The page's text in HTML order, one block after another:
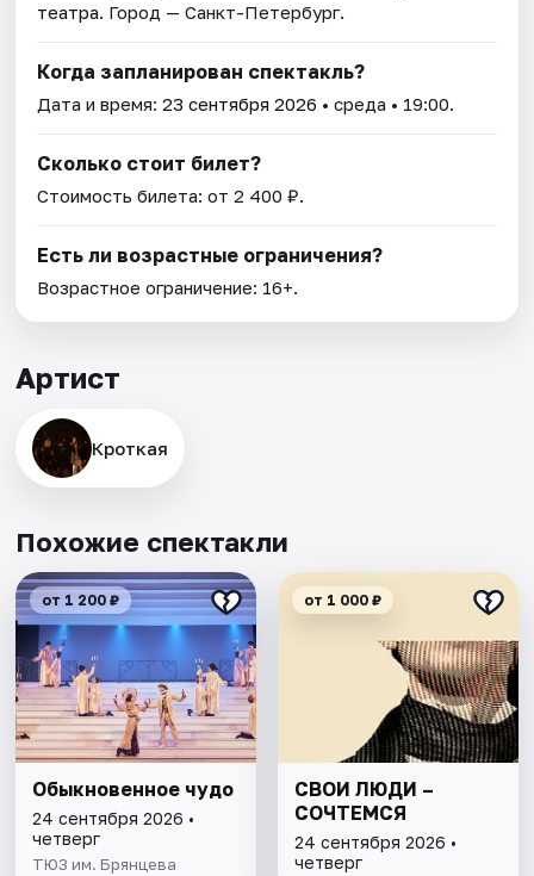
театра. Город — Санкт-Петербург.
Когда запланирован спектакль?
Дата и время:23 сентября 2026 • среда • 19:00.
Сколько стоит билет?
Стоимость билета: от 2 400 ₽.
Есть ли возрастные ограничения?
Возрастное ограничение: 16+.
Артист
Кроткая
Похожие спектакли
от 1 200 ₽
Обыкновенное чудо
24 сентября 2026 •
четверг
ТЮЗ им. Брянцева
от 1 000 ₽
СВОИ ЛЮДИ –
СОЧТЕМСЯ
24 сентября 2026 •
четверг